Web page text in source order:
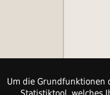
Um die Grundfunktionen
Statistiktool, welches